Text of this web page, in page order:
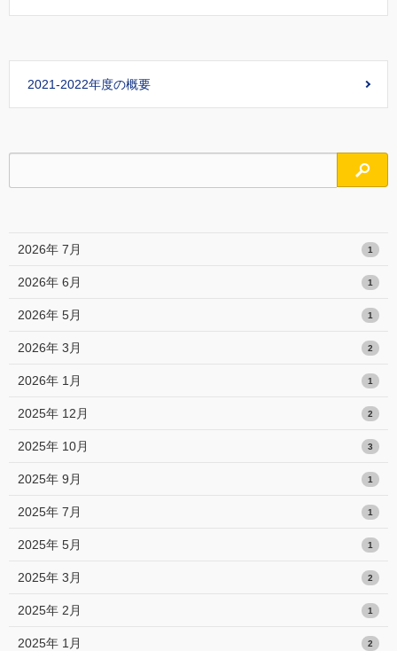
2021-2022年度の概要
検索
2026年 7月 1
2026年 6月 1
2026年 5月 1
2026年 3月 2
2026年 1月 1
2025年 12月 2
2025年 10月 3
2025年 9月 1
2025年 7月 1
2025年 5月 1
2025年 3月 2
2025年 2月 1
2025年 1月 2